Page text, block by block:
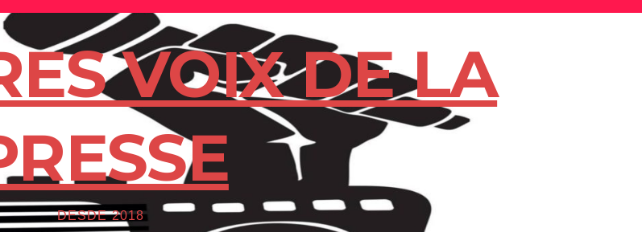
VOIX DE LA
DESDE 2018